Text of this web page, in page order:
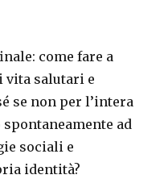
come fare a
salutari e
se non per l’intera
ad
sociali e
identità?